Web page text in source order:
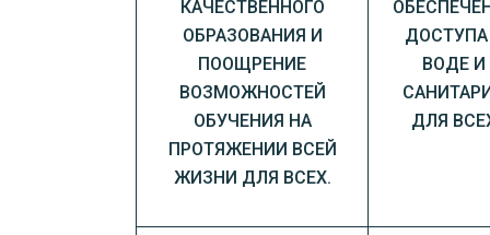
КАЧЕСТВЕННОГО
ОБРАЗОВАНИЯ И
ПООЩРЕНИЕ
ВОЗМОЖНОСТЕЙ
ОБУЧЕНИЯ НА
ПРОТЯЖЕНИИ ВСЕЙ
ЖИЗНИ ДЛЯ ВСЕХ.
ДОСТУПА
ВОДЕ И
ДЛЯ